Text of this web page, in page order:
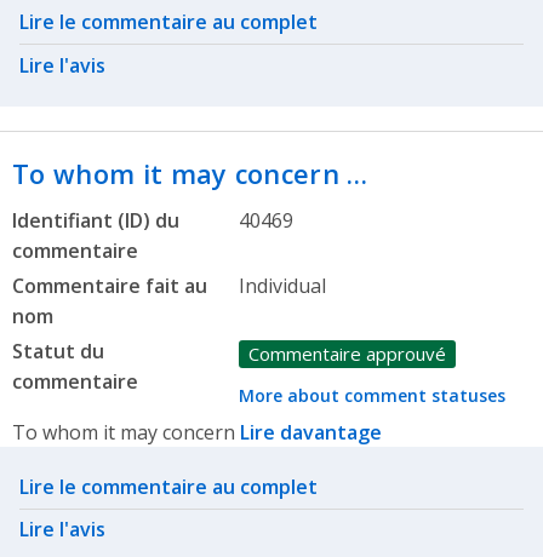
Related actions
Lire le commentaire au complet
Lire l'avis
To whom it may concern …
Identifiant (ID) du
commentaire
40469
Commentaire fait au
nom
Individual
Statut du
commentaire
Commentaire approuvé
More about comment statuses
To whom it may concern Lire davantage
Related actions
Lire le commentaire au complet
Lire l'avis